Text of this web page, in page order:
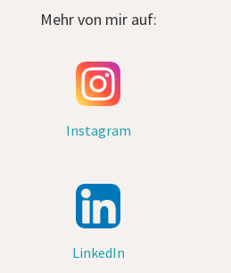
Mehr von mir auf:
Instagram
LinkedIn